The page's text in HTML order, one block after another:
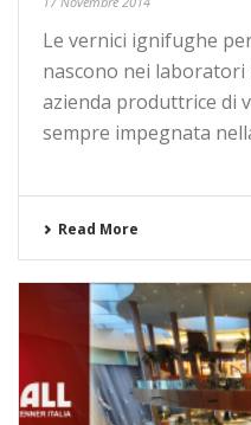
Le vernici ignifughe
nascono nei laboratori
azienda produttrice di
sempre impegnata
Read More